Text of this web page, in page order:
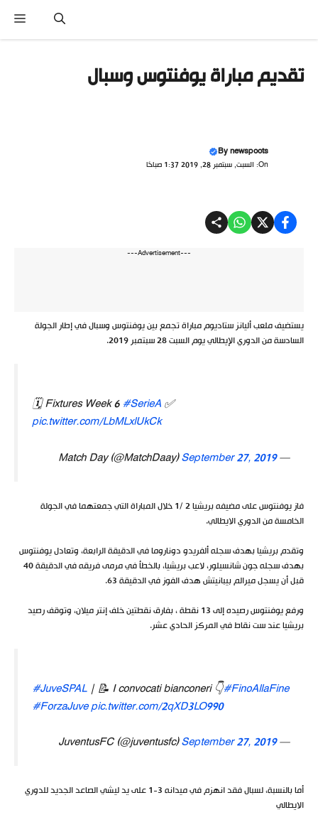
المحتوى
تقديم مباراة يوفنتوس وسبال
Bynewspoots
On: السبت, سبتمبر 28, 2019 1:37 صباحًا
---Advertisement---
يستضيف ملعب أليانز ستاديوم مباراة تجمع بين يوفنتوس وسبال في إطار الجولة
السادسة من الدوري الإيطالي يوم السبت 28 سبتمبر 2019.
🗓 Fixtures Week 6#SerieA✅
pic.twitter.com/LbMLxlUkCk
— Match Day (@MatchDaay)
September 27, 2019
فاز يوفنتوس على مضيفه بريشيا 2 /1 خلال المباراة التي جمعتهما في الجولة
الخامسة من الدوري الايطالي.
وتقدم بريشيا بهدف سجله ألفريدو دوناروما في الدقيقة الرابعة، وتعادل يوفنتوس
بهدف سجله جون شانسيلور، لاعب بريشيا، بالخطأ في مرمى فريقه في الدقيقة 40
قبل أن يسجل ميرالم بيبانيتش هدف الفوز في الدقيقة 63.
ورفع يوفنتوس رصيده إلى 13 نقطة ، بفارق نقطتين خلف إنتر ميلان، وتوقف رصيد
بريشيا عند ست نقاط في المركز الحادي عشر.
#JuveSPAL| 📝 I convocati bianconeri 👇#FinoAllaFine
#ForzaJuvepic.twitter.com/2qXD3LO990
— JuventusFC (@juventusfc)
September 27, 2019
أما بالنسبة، لسبال فقد انهزم في ميدانه 3-1 على يد ليشي الصاعد الجديد للدوري
الايطالي